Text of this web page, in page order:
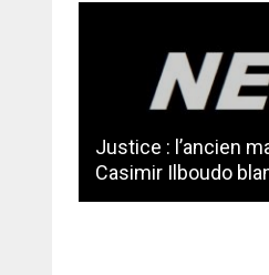
Justice : l’ancien
Casimir Ilboudo